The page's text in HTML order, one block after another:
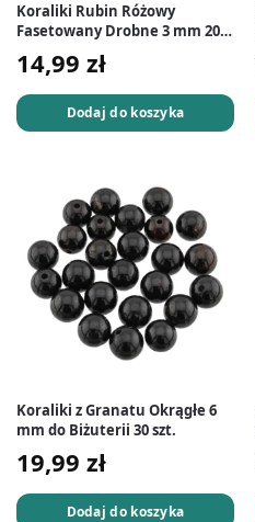
Koraliki Rubin Różowy
Fasetowany Drobne 3 mm 20
14,99 zł
Dodaj do koszyka
Koraliki z Granatu Okrągłe 6
mm do Biżuterii 30 szt.
19,99 zł
Dodaj do koszyka